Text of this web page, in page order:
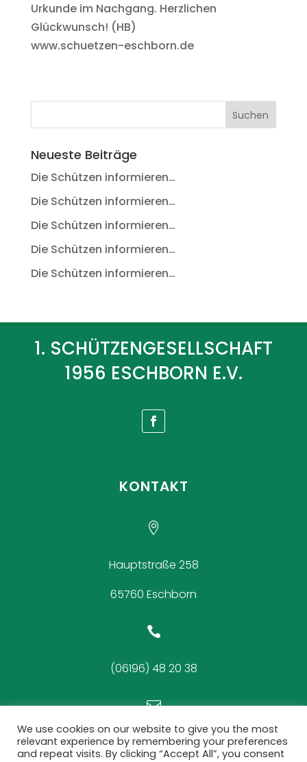
Urkunde im Nachgang. Herzlichen
Glückwunsch! (HB)
www.schuetzen-eschborn.de
Neueste Beiträge
Die Schützen informieren…
Die Schützen informieren…
Die Schützen informieren…
Die Schützen informieren…
Die Schützen informieren…
1. SCHÜTZENGESELLSCHAFT
1956 ESCHBORN E.V.
KONTAKT

Hauptstraße 258
65760 Eschborn

(06196) 48 20 38

mail@schuetzen-eschborn.de
We use cookies on our website to give you the most
relevant experience by remembering your preferences
and repeat visits. By clicking “Accept All”, you consent